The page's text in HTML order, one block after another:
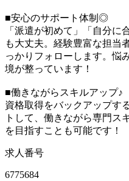
■安心のサポート体制◎
「派遣が初めて」「自分に
も大丈夫。経験豊富な担当
っかりフォローします。悩
境が整っています！
■働きながらスキルアップ♪
資格取得をバックアップす
トして、働きながら専門ス
を目指すことも可能です！
求人番号
6775684